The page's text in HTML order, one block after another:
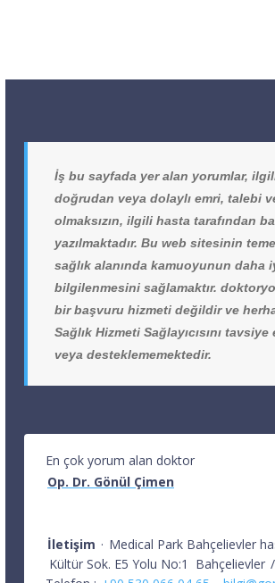
İş bu sayfada yer alan yorumlar,
doğrudan veya dolaylı emri, talebi
olmaksızın, ilgili hasta tarafından
yazılmaktadır. Bu web sitesinin
sağlık alanında kamuoyunun daha
bilgilenmesini sağlamaktır.
bir başvuru hizmeti değildir ve
Sağlık Hizmeti Sağlayıcısını
veya desteklememektedir.
En çok yorum alan doktor
Op. Dr. Gönül Çimen
İletişim · Medical Park Bahçelievler
Kültür Sok. E5 Yolu No:1
Bahçelievler /